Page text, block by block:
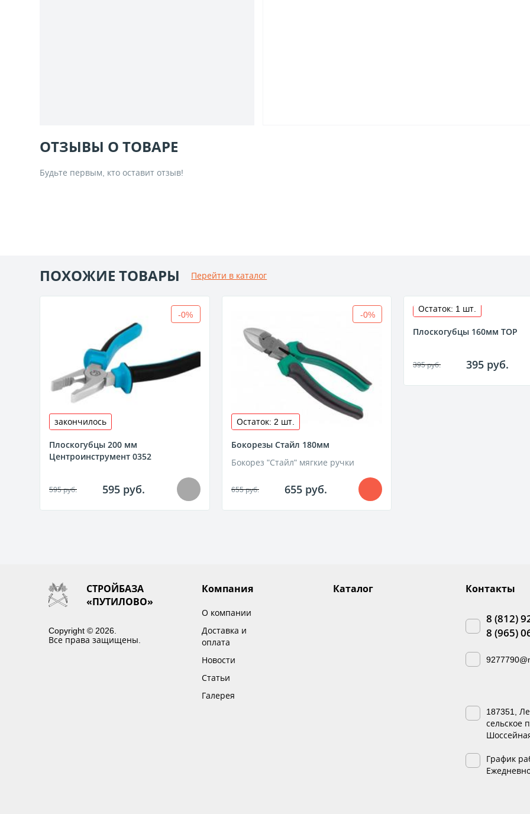
ОТЗЫВЫ О ТОВАРЕ
Будьте первым, кто оставит отзыв!
ПОХОЖИЕ ТОВАРЫ Перейти в каталог
-0%
закончилось
Плоскогубцы 200 мм
Центроинструмент 0352
595 руб. 595 руб.
-0%
Остаток: 2 шт.
Бокорезы Стайл 180мм
Бокорез "Стайл" мягкие ручки
655 руб. 655 руб.
Остаток: 1 шт.
Плоскогубцы 160мм ТОР
395 руб. 395 руб.
СТРОЙБАЗА
«ПУТИЛОВО»
Copyright © 2026.
Все права защищены.
Компания
О компании
Доставка и
оплата
Новости
Статьи
Галерея
Каталог Контакты
8 (812)
8 (965)
187351,
сельское
График